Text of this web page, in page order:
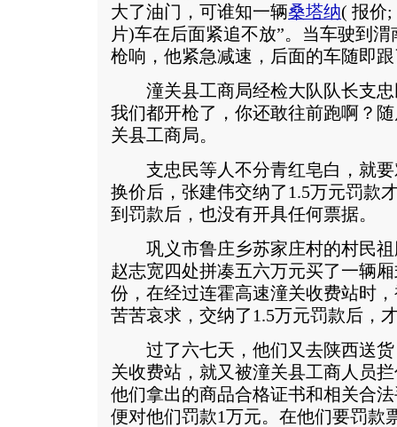
大了油门，可谁知一辆桑塔纳( 报价;
片)车在后面紧追不放”。当车驶到
枪响，他紧急减速，后面的车随即
潼关县工商局经检大队队长支忠
我们都开枪了，你还敢往前跑啊？
关县工商局。
支忠民等人不分青红皂白，就要
换价后，张建伟交纳了1.5万元罚款
到罚款后，也没有开具任何票据。
巩义市鲁庄乡苏家庄村的村民祖
赵志宽四处拼凑五六万元买了一辆
份，在经过连霍高速潼关收费站时
苦苦哀求，交纳了1.5万元罚款后，
过了六七天，他们又去陕西送货
关收费站，就又被潼关县工商人员
他们拿出的商品合格证书和相关合
便对他们罚款1万元。在他们要罚款